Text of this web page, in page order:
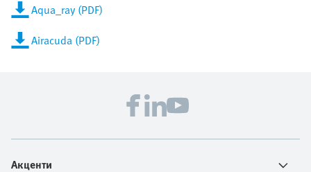
Aqua_ray (PDF)
Airacuda (PDF)
Акценти